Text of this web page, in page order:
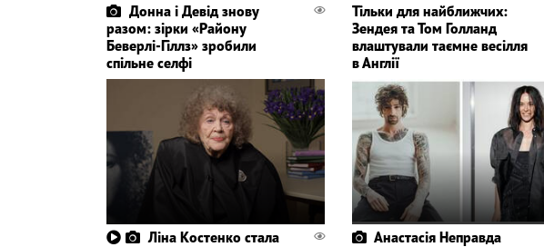
Донна і Девід знову
разом: зірки «Району
Беверлі-Гіллз» зробили
спільне селфі
Тільки для найближчих:
Зендея та Том Голланд
влаштували таємне весілля
в Англії
Ліна Костенко стала
Анастасія Неправда